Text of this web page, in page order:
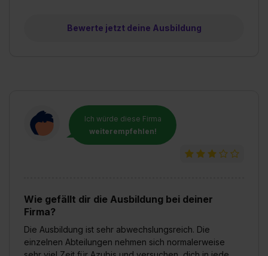
Ich würde diese Firma
weiterempfehlen!
Wie gefällt dir die Ausbildung bei deiner
Firma?
Die Ausbildung ist sehr abwechslungsreich. Die
einzelnen Abteilungen nehmen sich normalerweise
Bewerte jetzt deine Ausbildung